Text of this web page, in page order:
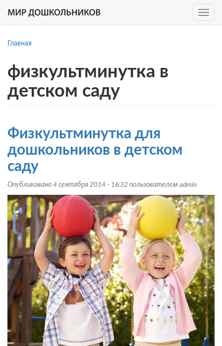
Toggle
Главная
физкультминутка в
детском саду
Физкультминутка для
дошкольников в детском
саду
Опубликовано 4 сентября 2014 - 16:32 пользователем admin